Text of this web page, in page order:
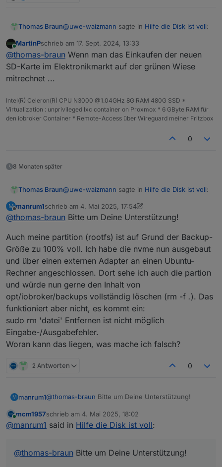
Thomas Braun@uwe-waizmann sagte in Hilfe die Disk ist voll:
Die Neuinstallation vom PI hat wesentlich
mehr Arbeit gemacht als der IOB
Warum das? Die Installation geht doch mit
Online
MartinPschrieb am 17. Sept. 2024, 13:33
zuletzt editiert von
@thomas-braun Wenn man das Einkaufen der neuen
SD-Karte im Elektronikmarkt auf der grünen Wiese
mitrechnet ...
Intel(R) Celeron(R) CPU N3000 @1.04GHz 8G RAM 480G SSD *
Virtualization : unprivileged lxc container on Proxmox * 6 GByte RAM für
den iobroker Container * Remote-Access über Wireguard meiner Fritzbox
0
8 Monaten später
Thomas Braun@uwe-waizmann sagte in Hilfe die Disk ist voll:
Die Neuinstallation vom PI hat wesentlich
Warum das? Die Installation geht doch mit
wenigen Schritten über den Raspi Imager flugs
von der Hand.
M
Offline
manrum1schrieb am 4. Mai 2025, 17:54
zuletzt editiert von manrum15. Apr. 2025, 19:55
@thomas-braun Bitte um Deine Unterstützung!
Auch meine partition (rootfs) ist auf Grund der Backup-
Größe zu 100% voll. Ich habe die nvme nun ausgebaut
und über einen externen Adapter an einen Ubuntu-
Rechner angeschlossen. Dort sehe ich auch die partion
und würde nun gerne den Inhalt von
opt/iobroker/backups vollständig löschen (rm -f .). Das
funktioniert aber nicht, es kommt ein:
sudo rm 'datei' Entfernen ist nicht möglich
Eingabe-/Ausgabefehler.
Woran kann das liegen, was mache ich falsch?
2 Antworten 0
M manrum1@thomas-braun Bitte um Deine Unterstützung!
Auch meine partition (rootfs) ist auf Grund der
Backup-Größe zu 100% voll. Ich habe die nvme nun
auch die partion und würde nun gerne den Inhalt von
mcm1957schrieb am 4. Mai 2025, 18:02
zuletzt editiert von
@manrum1 said in Hilfe die Disk ist voll:
@thomas-braun Bitte um Deine Unterstützung!